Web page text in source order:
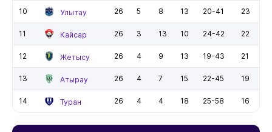
10 Улытау 26 5 8 13 20-41 23
11 Кайсар 26 3 13 10 24-42 22
12 Жетысу 26 4 9 13 19-43 21
13 Атырау 26 4 7 15 22-45 19
14 Туран 26 4 4 18 25-58 16